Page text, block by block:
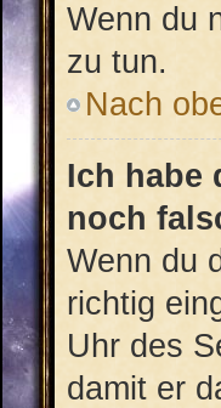
Wenn du
zu tun.
Nach
Ich habe
noch
Wenn du
richtig
Uhr des
damit er